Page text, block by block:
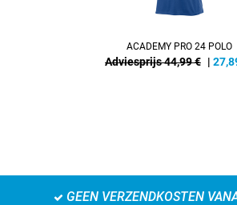
ACADEMY PRO 24 POLO
Adviesprijs 44,99 € |
GEEN VERZENDKOSTEN